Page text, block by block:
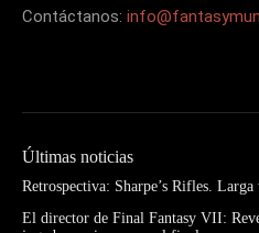
Contáctanos:
Últimas noticias
Retrospectiva: Sharpe’s Rifles. Larga
El director de Final Fantasy VII: